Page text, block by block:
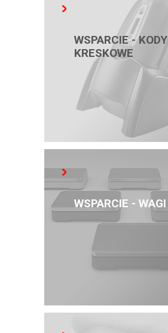
WSPARCIE - KODY
KRESKOWE
WSPARCIE - WAGI